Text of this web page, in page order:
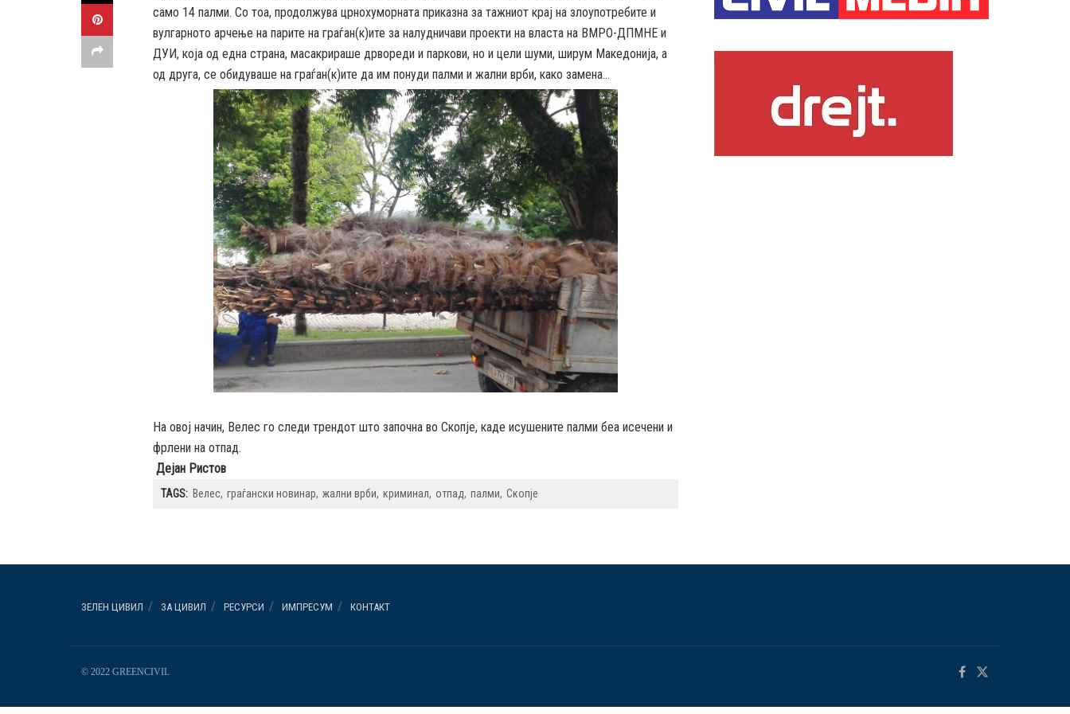
само 14 палми. Со тоа, продолжува црнохуморната приказна за тажниот крај на злоупотребите и
вулгарното арчење на парите на граѓан(к)ите за налудничави проекти на власта на ВМРО-ДПМНЕ и
ДУИ, која од една страна, масакрираше дрвореди и паркови, но и цели шуми, ширум Македонија, а
од друга, се обидуваше на граѓан(к)ите да им понуди палми и жални врби, како замена…
На овој начин, Велес го следи трендот што започна во Скопје, каде исушените палми беа исечени и
фрлени на отпад.
Дејан Ристов
TAGS: Велес граѓански новинар жални врби криминал отпад палми Скопје
ЗЕЛЕН ЦИВИЛ ЗА ЦИВИЛ РЕСУРСИ ИМПРЕСУМ КОНТАКТ
© 2022 GREENCIVIL